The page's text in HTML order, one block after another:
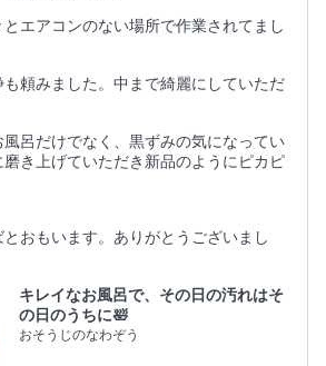
エアコンのない場所で作業されてまし
頼みました。中まで綺麗にしていただ
呂だけでなく、黒ずみの気になってい
き上げていただき新品のようにピカピ
おもいます。ありがとうございまし
キレイなお風呂で、その日の汚れはそ
の日のうちに🛀
おそうじのなわぞう